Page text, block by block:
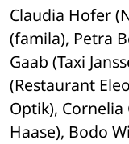
Claudia Hofer
(famila), Petra
Gaab (Taxi
(Restaurant
Optik),
Haase), Bodo